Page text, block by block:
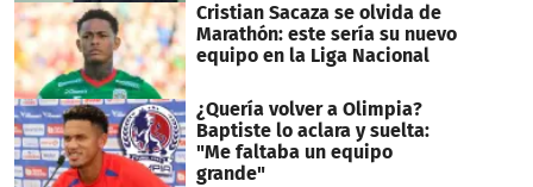
Cristian Sacaza se olvida de
Marathón: este sería su nuevo
equipo en la Liga Nacional
¿Quería volver a Olimpia?
Baptiste lo aclara y suelta:
"Me faltaba un equipo
grande"